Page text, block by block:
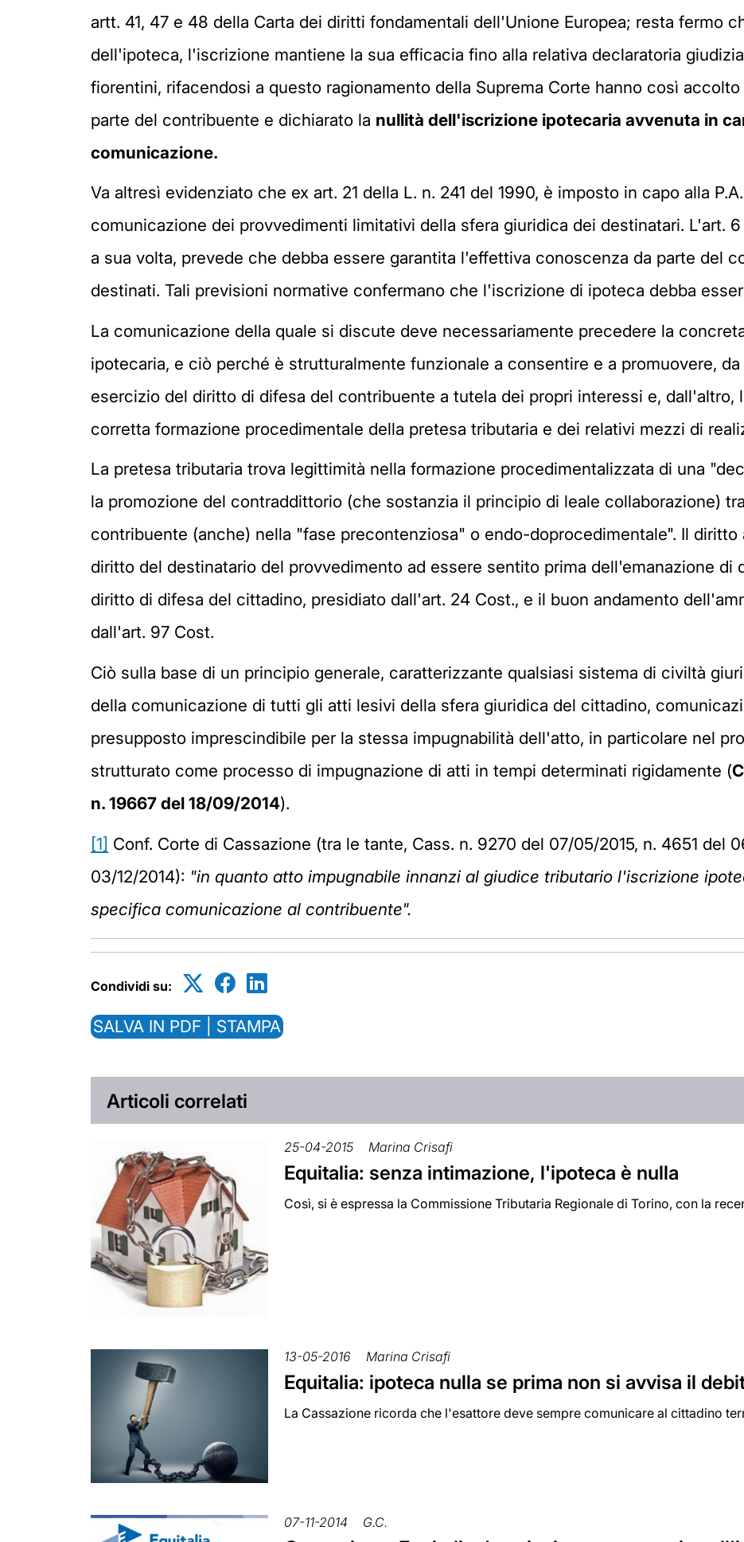
artt. 41, 47 e 48 della Carta dei diritti fondamentali dell'Unione Europea; resta fermo
dell'ipoteca, l'iscrizione mantiene la sua efficacia fino alla relativa declaratoria
fiorentini, rifacendosi a questo ragionamento della Suprema Corte hanno così
parte del contribuente e dichiarato la nullità dell'iscrizione ipotecaria avvenuta in
comunicazione.
Va altresì evidenziato che ex art. 21 della L. n. 241 del 1990, è imposto in capo alla
comunicazione dei provvedimenti limitativi della sfera giuridica dei destinatari. L'art.
a sua volta, prevede che debba essere garantita l'effettiva conoscenza da parte del
destinati. Tali previsioni normative confermano che l'iscrizione di ipoteca debba
La comunicazione della quale si discute deve necessariamente precedere la
ipotecaria, e ciò perché è strutturalmente funzionale a consentire e a promuovere,
esercizio del diritto di difesa del contribuente a tutela dei propri interessi e, dall'altro,
corretta formazione procedimentale della pretesa tributaria e dei relativi mezzi di
La pretesa tributaria trova legittimità nella formazione procedimentalizzata di una
la promozione del contraddittorio (che sostanzia il principio di leale collaborazione)
contribuente (anche) nella "fase precontenziosa" o endo-doprocedimentale". Il
diritto del destinatario del provvedimento ad essere sentito prima dell'emanazione di
diritto di difesa del cittadino, presidiato dall'art. 24 Cost., e il buon andamento
dall'art. 97 Cost.
Ciò sulla base di un principio generale, caratterizzante qualsiasi sistema di civiltà
della comunicazione di tutti gli atti lesivi della sfera giuridica del cittadino,
presupposto imprescindibile per la stessa impugnabilità dell'atto, in particolare nel
strutturato come processo di impugnazione di atti in tempi determinati rigidamente (
n. 19667 del 18/09/2014).
[1] Conf. Corte di Cassazione (tra le tante, Cass. n. 9270 del 07/05/2015, n. 4651 del
03/12/2014): "in quanto atto impugnabile innanzi al giudice tributario l'iscrizione
specifica comunicazione al contribuente".
Condividi su:
SALVA IN PDF | STAMPA
Articoli correlati
25-04-2015 Marina Crisafi
Equitalia: senza intimazione, l'ipoteca è nulla
Così, si è espressa la Commissione Tributaria Regionale di Torino, con la
13-05-2016 Marina Crisafi
Equitalia: ipoteca nulla se prima non si avvisa il
La Cassazione ricorda che l'esattore deve sempre comunicare al cittadino
07-11-2014 G.C.